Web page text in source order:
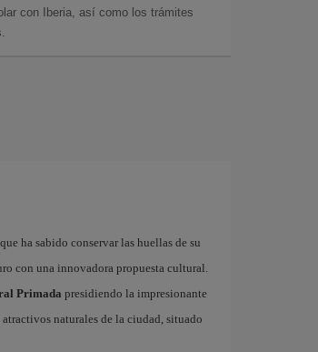
con Iberia, así como los trámites
ha sabido conservar las huellas de su
con una innovadora propuesta cultural.
Primada presidiendo la impresionante
naturales de la ciudad, situado